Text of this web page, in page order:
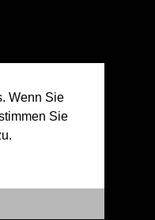
Wenn Sie
Sie